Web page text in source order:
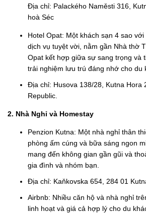
Địa chỉ: Palackého Naměsti 316,
hoà Séc
Hotel Opat: Một khách sạn 4 sao
dịch vụ tuyệt vời, nằm gần Nhà thờ
Opat kết hợp giữa sự sang trọng và
trải nghiệm lưu trú đáng nhớ cho du
Địa chỉ: Husova 138/28, Kutna Hora
Republic.
2. Nhà Nghỉ và Homestay
Penzion Kutna: Một nhà nghỉ thân
phòng ấm cúng và bữa sáng ngon
mang đến không gian gần gũi và
gia đình và nhóm bạn.
Địa chỉ: Kaňkovska 654, 284 01
Airbnb: Nhiều căn hộ và nhà nghỉ
linh hoạt và giá cả hợp lý cho du